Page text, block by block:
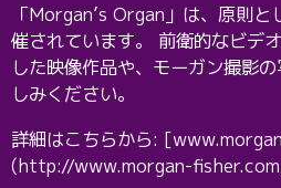
「Morgan’s Organ」は、原則
催されています。 前衛的なビデ
した映像作品や、モーガン撮影
しみください。
詳細はこちらから:
(http://www.morgan-